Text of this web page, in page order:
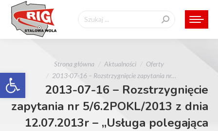
Otwórz pasek narzędzi
Szukaj:
Strona główna Aktualności
Oferty
2013-07-16 – Rozstrzygnięcie zapytania nr…
2013-07-16 – Rozstrzygnięcie
zapytania nr 5/6.2POKL/2013 z dnia
12.07.2013r – „Usługa polegająca